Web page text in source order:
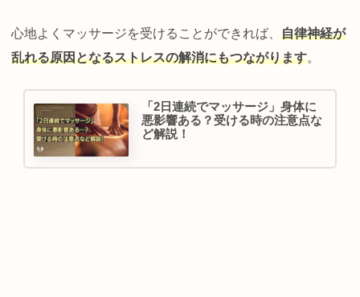
心地よくマッサージを受けることができれば、 自律神経が
乱れる原因となるストレスの解消にもつながります。
「2日連続でマッサージ」身体に
悪影響ある？受ける時の注意点な
ど解説！